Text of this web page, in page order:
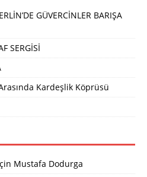
GÜVERCİNLER BARIŞA
SERGİSİ
Kardeşlik Köprüsü
Mustafa Dodurga